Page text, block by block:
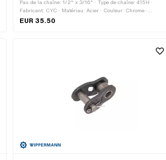
Pas de la chaîne: 1/2" x 3/16" · Type de chaîne: 415H ·
Fabricant: CYC · Matériau: Acier · Couleur: Chrome ·
Nombre de maillons: 128 pcs · Circonférence de roulement:
EUR 35.50